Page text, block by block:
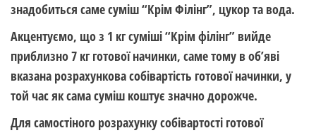
знадобиться саме суміш “Крім Філінг”, цукор та вода.
Акцентуємо, що з 1 кг суміші “Крім філінг” вийде
приблизно 7 кг готової начинки, саме тому в об’яві
вказана розрахункова собівартість готової начинки, у
той час як сама суміш коштує значно дорожче.
Для самостіного розрахунку собівартості готової